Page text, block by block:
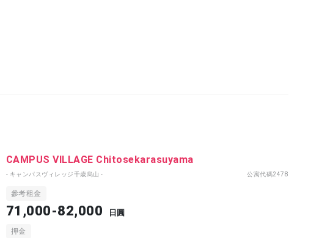
CAMPUS VILLAGE Chitosekarasuyama
- キャンパスヴィレッジ千歳烏山 - 公寓代碼2478
參考租金
71,000-82,000 日圓
押金